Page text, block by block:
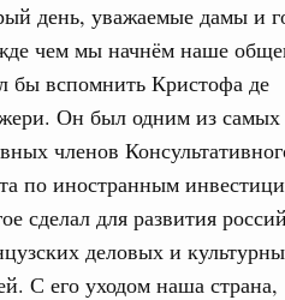
день, уважаемые дамы и
чем мы начнём наше
бы вспомнить Кристофа де
Он был одним из самых
членов
по иностранным
сделал для развития
деловых и
С его уходом наша страна,
совещание по
кураторства в
политика
Всемирный
сообщество людей,
за будущее